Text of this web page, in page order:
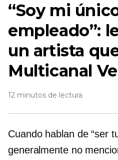
“Soy mi
empleado”:
un artista
Multicanal
12 minutos de lectura
Cuando hablan de “ser
generalmente no